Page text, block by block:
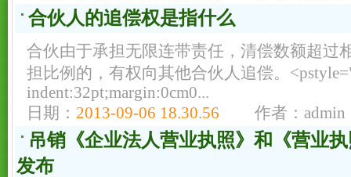
合伙人的追偿权是指什么
合伙由于承担无限连带责任，清偿数额超过
担比例的，有权向其他合伙人追偿。
indent:32pt;margin:0cm0...
日期： 2013-09-06 18.30.56 作者：admin
吊销《企业法人营业执照》和《营业
发布